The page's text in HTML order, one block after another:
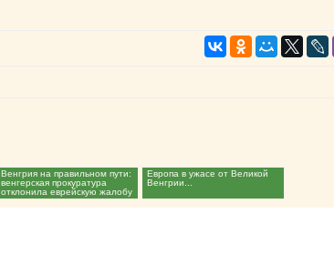
Венгрия на правильном пути:
венгерская прокуратура
отклонила еврейскую жалобу
на «антисемитизм»...
Европа в ужасе от Великой
Венгрии...